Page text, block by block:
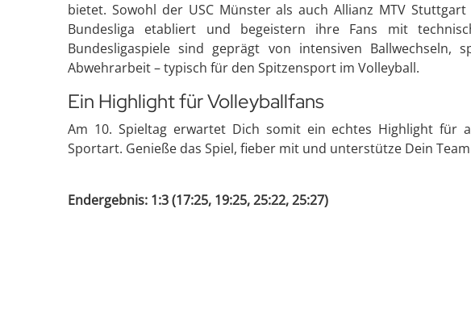
bietet. Sowohl der USC Münster als auch Allianz MTV
Bundesliga etabliert und begeistern ihre Fans mit
Bundesligaspiele sind geprägt von intensiven Ballwechseln,
Abwehrarbeit – typisch für den Spitzensport im Volleyball.
Ein Highlight für Volleyballfans
Am 10. Spieltag erwartet Dich somit ein echtes Highlight für
Sportart. Genieße das Spiel, fieber mit und unterstütze Dein
Endergebnis: 1:3 (17:25, 19:25, 25:22, 25:27)